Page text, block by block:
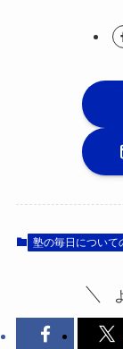
塾の毎日について